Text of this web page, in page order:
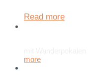
Read more
more